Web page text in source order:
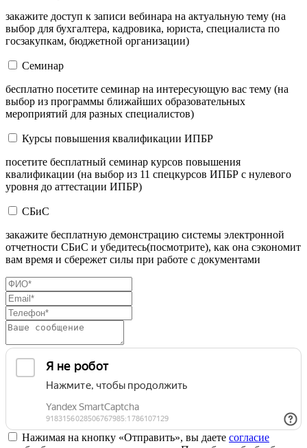
закажите доступ к записи вебинара на актуальную тему (на
выбор для бухгалтера, кадровика, юриста, специалиста по
госзакупкам, бюджетной организации)
Семинар
бесплатно посетите семинар на интересующую вас тему (на
выбор из программы ближайших образовательных
мероприятий для разных специалистов)
Курсы повышения квалификации ИПБР
посетите бесплатный семинар курсов повышения
квалификации (на выбор из 11 спецкурсов ИПБР с нулевого
уровня до аттестации ИПБР)
СБиС
закажите бесплатную демонстрацию системы электронной
отчетности СБиС и убедитесь(посмотрите), как она сэкономит
вам время и сбережет силы при работе с документами
Нажимая на кнопку «Отправить», вы даете согласие